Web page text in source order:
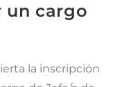
un cargo
la inscripción